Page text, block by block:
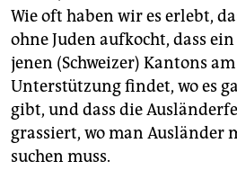
Wie oft haben wir es erlebt,
ohne Juden aufkocht, dass
jenen (Schweizer) Kantons
Unterstützung findet, wo es
gibt, und dass die
grassiert, wo man Ausländer
suchen muss.